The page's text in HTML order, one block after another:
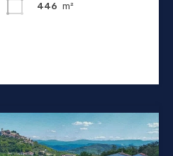
446 m²